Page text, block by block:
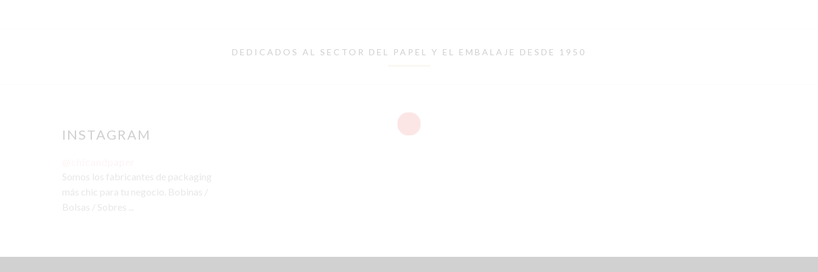
DEDICADOS AL SECTOR DEL PAPEL Y EL EMBALAJE DESDE 1950
INSTAGRAM
Somos los fabricantes de packaging
más chic para tu negocio. Bobinas /
Bolsas / Sobres ...